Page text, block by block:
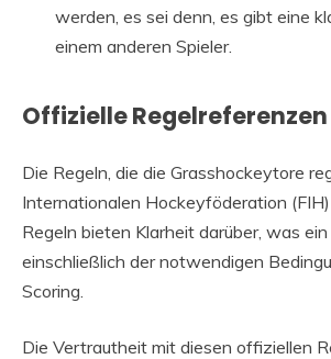
werden, es sei denn, es gibt eine
einem anderen Spieler.
Offizielle Regelreferenzen
Die Regeln, die die Grasshockeytore
Internationalen Hockeyföderation
Regeln bieten Klarheit darüber, was
einschließlich der notwendigen
Scoring.
Die Vertrautheit mit diesen offiziellen